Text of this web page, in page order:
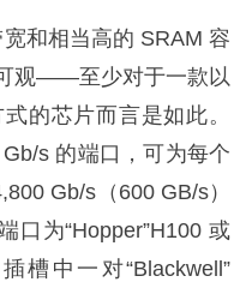
和相当高的 SRAM 容
观——至少对于一款以
的芯片而言是如此。
s 的端口，可为每个
Gb/s（600 GB/s）
口为“Hopper”H100 或
槽中一对“Blackwell”